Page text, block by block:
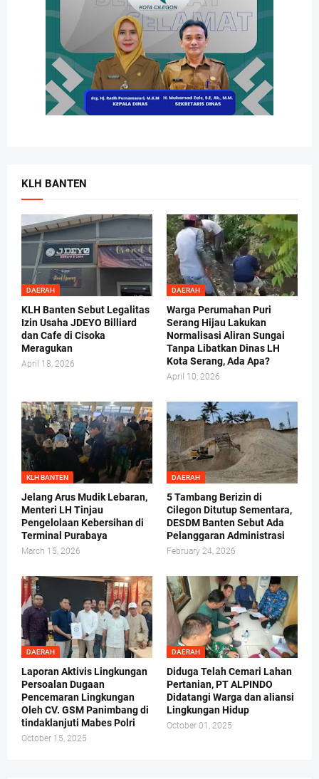
KLH BANTEN
DAERAH
KLH Banten Sebut Legalitas
Izin Usaha JDEYO Billiard
dan Cafe di Cisoka
Meragukan
April 18, 2026
DAERAH
Warga Perumahan Puri
Serang Hijau Lakukan
Normalisasi Aliran Sungai
Tanpa Libatkan Dinas LH
Kota Serang, Ada Apa?
April 10, 2026
KLH BANTEN
Jelang Arus Mudik Lebaran,
Menteri LH Tinjau
Pengelolaan Kebersihan di
Terminal Purabaya
March 15, 2026
DAERAH
5 Tambang Berizin di
Cilegon Ditutup Sementara,
DESDM Banten Sebut Ada
Pelanggaran Administrasi
February 24, 2026
DAERAH
Laporan Aktivis Lingkungan
Persoalan Dugaan
Pencemaran Lingkungan
Oleh CV. GSM Panimbang di
tindaklanjuti Mabes Polri
October 15, 2025
DAERAH
Diduga Telah Cemari Lahan
Pertanian, PT ALPINDO
Didatangi Warga dan aliansi
Lingkungan Hidup
October 01, 2025